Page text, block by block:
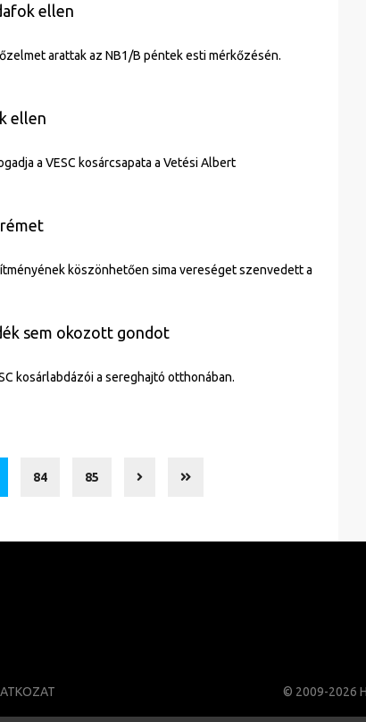
ellen
arattak az NB1/B péntek esti mérkőzésén.
ellen
a VESC kosárcsapata a Vetési Albert
köszönhetően sima vereséget szenvedett a
sem okozott gondot
kosárlabdázói a sereghajtó otthonában.
84 85
© 2009-2026